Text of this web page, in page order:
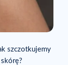
szczotkujemy